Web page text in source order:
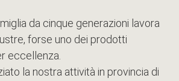
da cinque generazioni lavora
forse uno dei prodotti
eccellenza.
la nostra attività in provincia di